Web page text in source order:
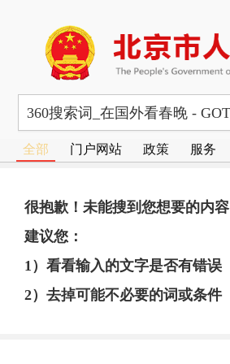
全部 门户网站 政策 服务
很抱歉！未能搜到您想要的内容
建议您：
1）看看输入的文字是否有错误
2）去掉可能不必要的词或条件